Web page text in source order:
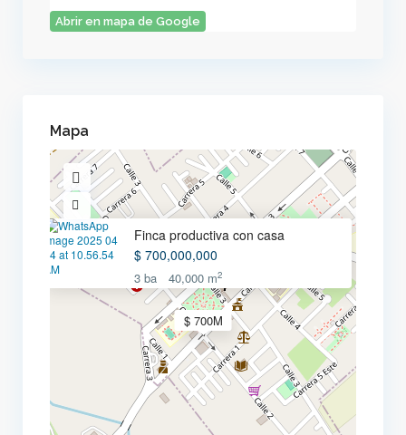
Abrir en mapa de Google
Mapa
$ 700M
Finca productiva con casa
$ 700,000,000
3 ba 40,000 m2